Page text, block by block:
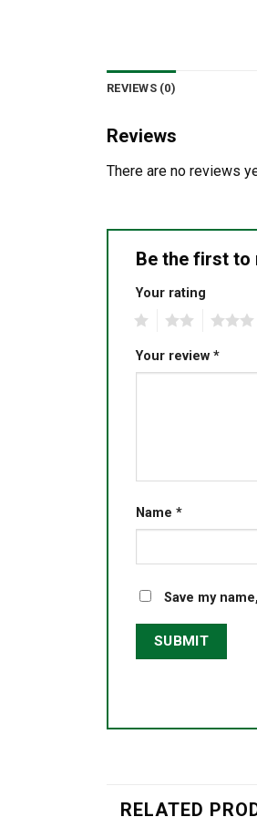
REVIEWS (0)
Reviews
There are no reviews
Be the first to
Your rating
Your review *
Name *
Save my
RELATED